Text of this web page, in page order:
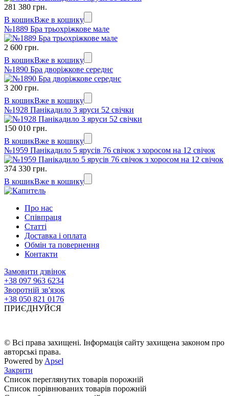
281 380 грн.
В кошикВже в кошику
№1889 Бра трьохріжкове мале
2 600 грн.
В кошикВже в кошику
№1890 Бра дворіжкове середнє
3 200 грн.
В кошикВже в кошику
№1928 Панікадило 3 яруси 52 свічки
150 010 грн.
В кошикВже в кошику
№1959 Панікадило 5 ярусів 76 свічок з хоросом на 12 свічок
374 330 грн.
В кошикВже в кошику
Про нас
Співпраця
Статті
Доставка і оплата
Обмін та повернення
Контакти
Замовити дзвінок
+38 097 963 6234
Зворотній зв'язок
+38 050 821 0176
ПРИЄДНУЙСЯ
© Всі права захищені. Інформація сайту захищена законом про
авторські права.
Powered by Apsel
Закрити
Список переглянутих товарів порожній
Список порівнюваних товарів порожній